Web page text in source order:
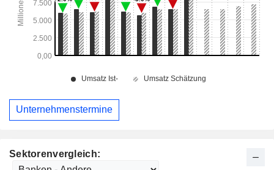
Sektorenvergleich:
Unternehmenstermine